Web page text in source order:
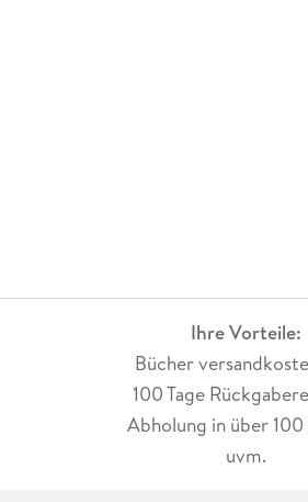
Ihre Vorteile:
Bücher
100 Tage
Abholung in über 100
uvm.